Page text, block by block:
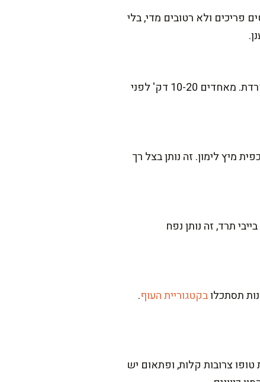
פריכים ולא רטובים מדי, בלי
כן, וזה טיפ שמציל אירוח. אני מכינה את כל הירקות ושומרת בקופסה סגורה, ואת הרוטב בקופסה נפרדת. מאחדים 10-20 דק' לפני
גם כפית מיץ לימון. זה נותן בצל רך
תרד, זה נותן נפח
תסתכלובקטגוריית העוף.
מבושל ומסונן, או קוביות טופו צרובות קלות, ופתאום יש